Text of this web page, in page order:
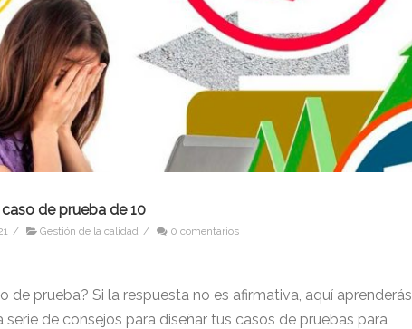
de prueba de 10
/ Gestión de la calidad / 0 comentarios
de prueba? Si la respuesta no es afirmativa, aquí aprenderás
de consejos para diseñar tus casos de pruebas para